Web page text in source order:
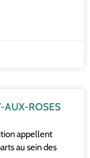
AUX-ROSES
appellent
au sein des